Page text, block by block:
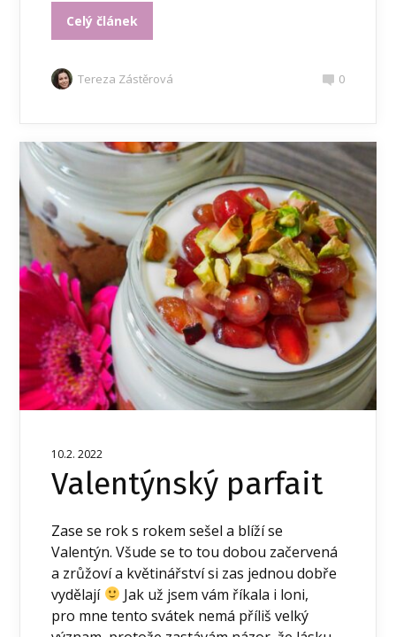
Celý článek
Tereza Zástěrová 0
10.2. 2022
Valentýnský parfait
Zase se rok s rokem sešel a blíží se
Valentýn. Všude se to tou dobou začervená
a zrůžoví a květinářství si zas jednou dobře
vydělají
Jak už jsem vám říkala i loni,
pro mne tento svátek nemá příliš velký